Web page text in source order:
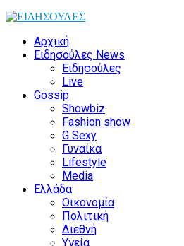
Αρχική
Ειδησούλες News
Ειδησούλες
Live
Gossip
Showbiz
Fashion show
G Sexy
Γυναίκα
Lifestyle
Media
Ελλάδα
Οικονομία
Πολιτική
Διεθνή
Υγεία